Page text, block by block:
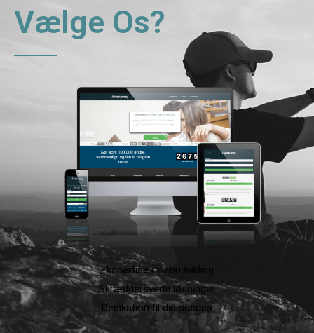
Vælge Os?
Ekspertise i webudvikling
Skræddersyede løsninger
Dedikation til din succes